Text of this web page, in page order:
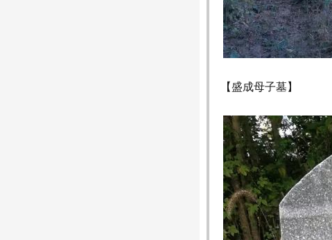
【盛成母子墓】